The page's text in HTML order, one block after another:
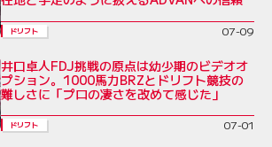
ドリフト 07-09
井口卓人FDJ挑戦の原点は幼少期のビデオオ
プション。1000馬力BRZとドリフト競技の
難しさに「プロの凄さを改めて感じた」
ドリフト 07-01